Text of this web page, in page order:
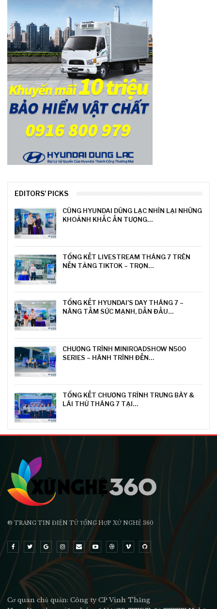
EDITORS' PICKS
CÙNG HYUNDAI DŨNG LẠC NHÌN LẠI NHỮNG
KHOẢNH KHẮC ẤN TƯỢNG…
TỔNG KẾT LIVESTREAM THÁNG 7 TRÊN
NỀN TẢNG TIKTOK – TRỌN…
TỔNG KẾT HYUNDAI’S DAY THÁNG 7 –
NÂNG TẦM SỨC MẠNH, DẪN ĐẦU…
CHƯƠNG TRÌNH MINIROADSHOW N500
SERIES – HÀNH TRÌNH ĐẾN…
TỔNG KẾT CHƯƠNG TRÌNH TRƯNG BÀY &
LÁI THỬ THÁNG 7 TẠI…
® TRANG TIN ĐIỆN TỬ ТỔNG HỢP XỨ NGHỆ 360
Cơ quan chủ quản: Công ty CP Vinh Thắng